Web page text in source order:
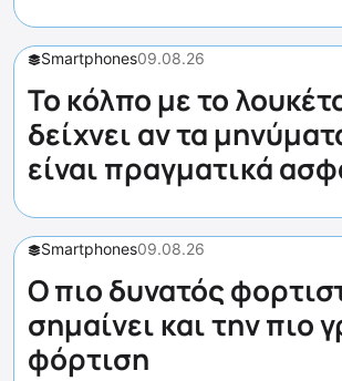
Smartphones09.08.26
Το κόλπο με το
δείχνει αν τα
είναι πραγματικά
Smartphones09.08.26
Ο πιο δυνατός
σημαίνει και την πιο
φόρτιση